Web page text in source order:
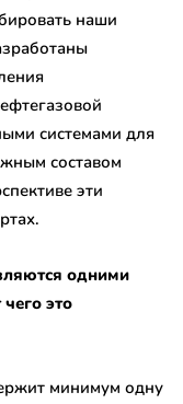
наши
системами для
составом
эти
одними
это
минимум одну